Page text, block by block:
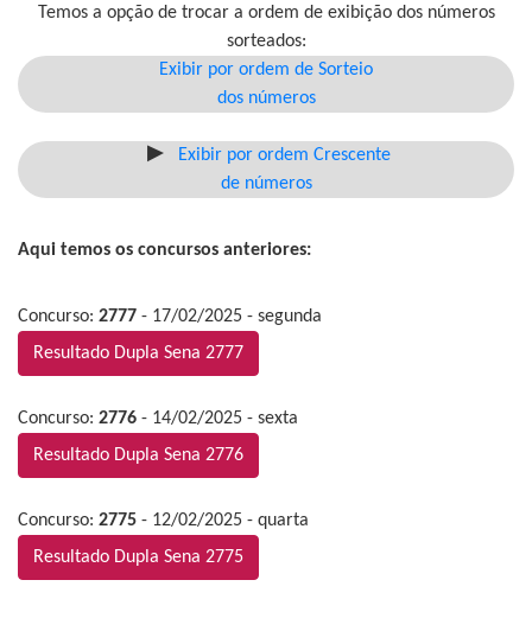
Temos a opção de trocar a ordem de exibição dos números
sorteados:
Exibir por ordem de Sorteio
dos números
Exibir por ordem Crescente
de números
Aqui temos os concursos anteriores:
Concurso: 2777 - 17/02/2025 - segunda
Resultado Dupla Sena 2777
Concurso: 2776 - 14/02/2025 - sexta
Resultado Dupla Sena 2776
Concurso: 2775 - 12/02/2025 - quarta
Resultado Dupla Sena 2775